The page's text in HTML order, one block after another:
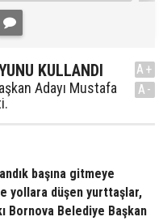
KULLANDI
Adayı Mustafa
A+
A-
başına gitmeye
yollara düşen yurttaşlar,
Bornova Belediye Başkan